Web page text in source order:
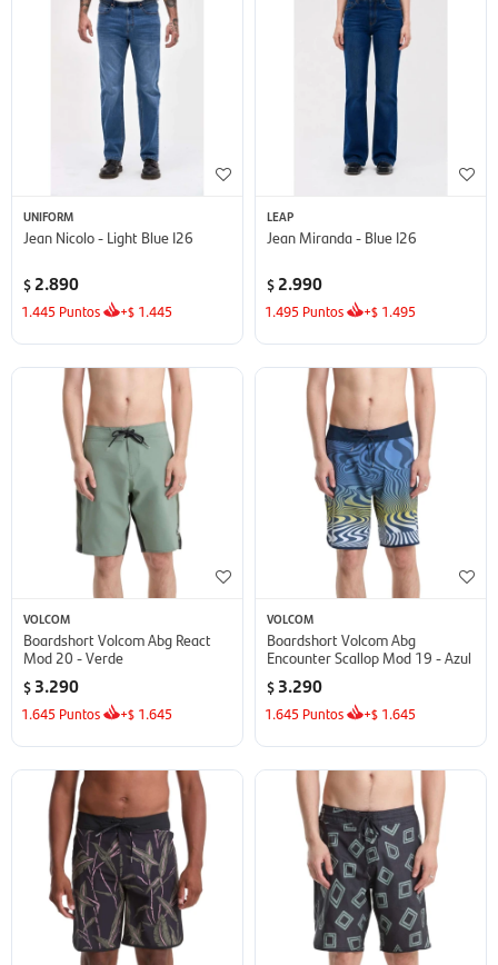
UNIFORM
Jean Nicolo - Light Blue I26
$ 2.890
1.445 Puntos +$ 1.445
LEAP
Jean Miranda - Blue I26
$ 2.990
1.495 Puntos +$ 1.495
VOLCOM
Boardshort Volcom Abg React
Mod 20 - Verde
$ 3.290
1.645 Puntos +$ 1.645
VOLCOM
Boardshort Volcom Abg
Encounter Scallop Mod 19 - Azul
$ 3.290
1.645 Puntos +$ 1.645